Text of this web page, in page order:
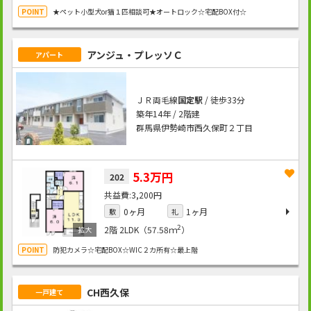
★ペット小型犬or猫１匹相談可★オートロック☆宅配BOX付☆
アパート アンジュ・プレッソＣ
ＪＲ両毛線国定駅/ 徒歩33分
築年14年 / 2階建
群馬県伊勢崎市西久保町２丁目
202 5.3万円
3,200円
敷 0ヶ月 礼
1ヶ月
2階 2LDK（57.58ｍ2）
防犯カメラ☆宅配BOX☆WIC２カ所有☆最上階
一戸建て CH西久保